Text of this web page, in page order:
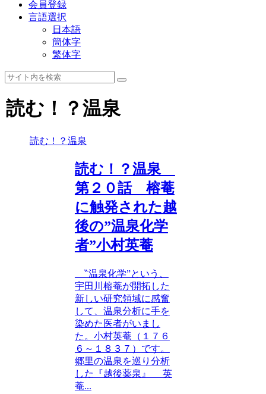
会員登録
言語選択
日本語
簡体字
繁体字
読む！？温泉
読む！？温泉
読む！？温泉
第２０話 榕菴
に触発された越
後の”温泉化学
者”小村英菴
‶温泉化学”という、
宇田川榕菴が開拓した
新しい研究領域に感奮
して、温泉分析に手を
染めた医者がいまし
た。小村英菴（１７６
６～１８３７）です。
郷里の温泉を巡り分析
した『越後薬泉』 英
菴...